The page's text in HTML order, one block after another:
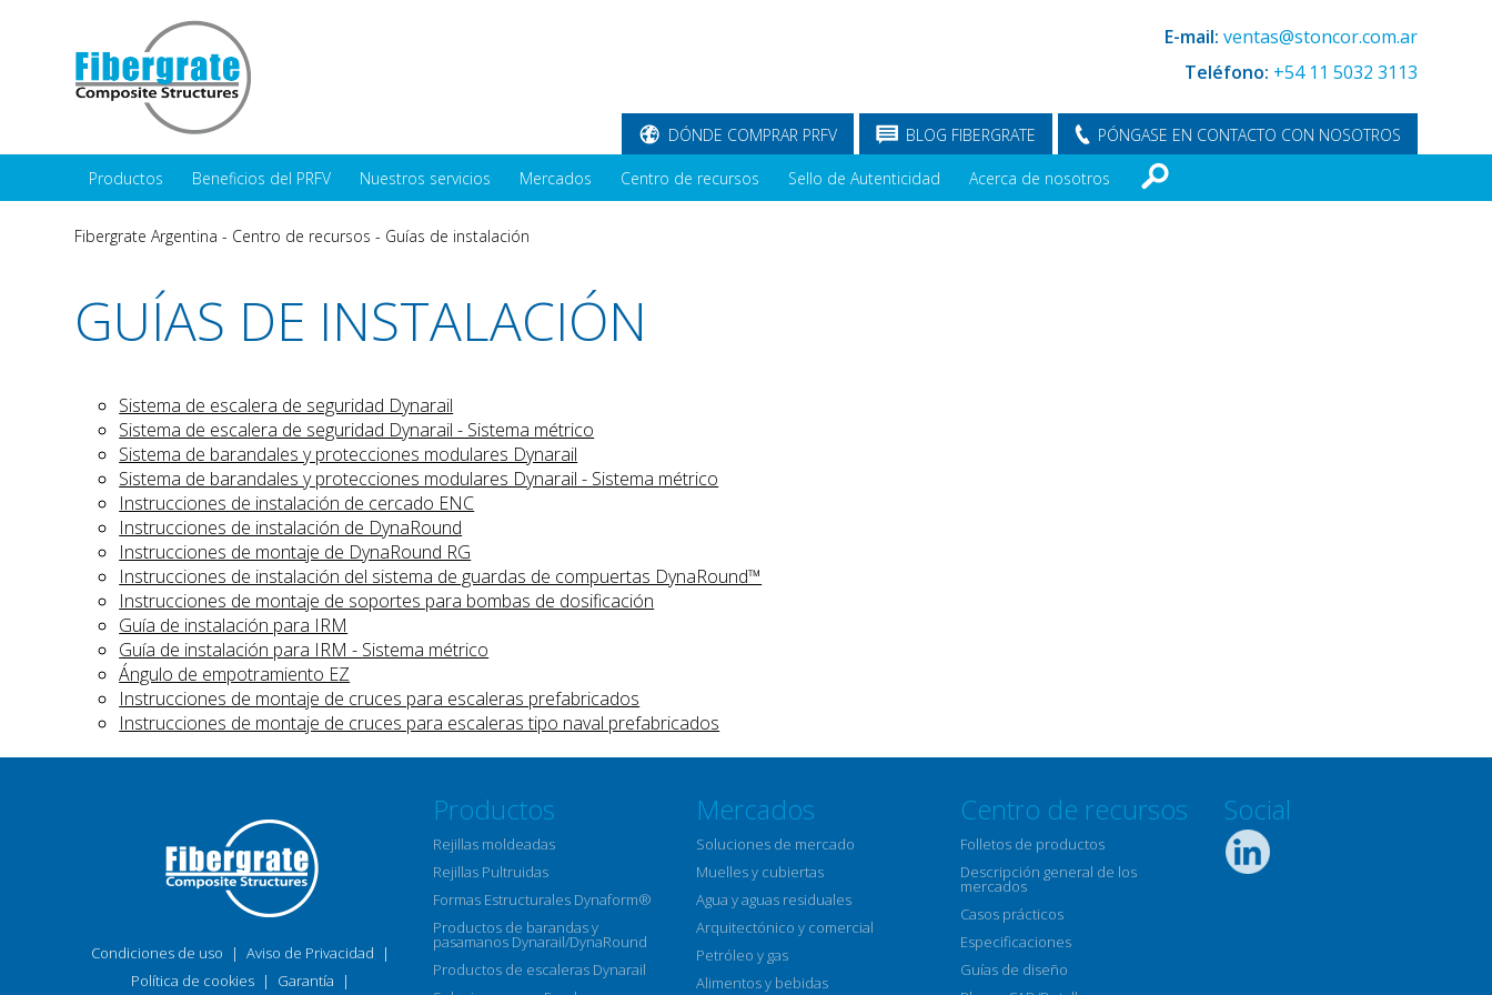
E-mail: ventas@stoncor.com.ar
Teléfono: +54 11 5032 3113
PÓNGASE EN CONTACTO CON NOSOTROS
BLOG FIBERGRATE
DÓNDE COMPRAR PRFV
Productos Beneficios del PRFV Nuestros servicios Mercados Centro de recursos Sello de Autenticidad Acerca de nosotros
Fibergrate Argentina - Centro de recursos - Guías de instalación
GUÍAS DE INSTALACIÓN
Sistema de escalera de seguridad Dynarail
Sistema de escalera de seguridad Dynarail - Sistema métrico
Sistema de barandales y protecciones modulares Dynarail
Sistema de barandales y protecciones modulares Dynarail - Sistema métrico
Instrucciones de instalación de cercado ENC
Instrucciones de instalación de DynaRound
Instrucciones de montaje de DynaRound RG
Instrucciones de instalación del sistema de guardas de compuertas DynaRound™
Instrucciones de montaje de soportes para bombas de dosificación
Guía de instalación para IRM
Guía de instalación para IRM - Sistema métrico
Ángulo de empotramiento EZ
Instrucciones de montaje de cruces para escaleras prefabricados
Instrucciones de montaje de cruces para escaleras tipo naval prefabricados
Condiciones de uso | Aviso de Privacidad
|
Política de cookies | Garantía |
Productos
Rejillas moldeadas
Rejillas Pultruidas
Formas Estructurales Dynaform®
Productos de barandas y
pasamanos Dynarail/DynaRound
Productos de escaleras Dynarail
Mercados
Soluciones de mercado
Muelles y cubiertas
Agua y aguas residuales
Arquitectónico y comercial
Petróleo y gas
Alimentos y bebidas
Centro de recursos
Folletos de productos
Descripción general de los
mercados
Casos prácticos
Especificaciones
Guías de diseño
Social